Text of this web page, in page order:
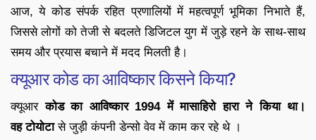
आज, ये कोड संपर्क रहित प्रणालियों में महत्वपूर्ण भूमिका निभाते हैं,
जिससे लोगों को तेजी से बदलते डिजिटल युग में जुड़े रहने के साथ-साथ
समय और प्रयास बचाने में मदद मिलती है।
क्यूआर कोड का आविष्कार किसने किया?
क्यूआरकोड का आविष्कार 1994 में मासाहिरो हारा ने किया था।
वहटोयोटासे जुड़ी कंपनी डेन्सो वेव में काम कर रहे थे ।